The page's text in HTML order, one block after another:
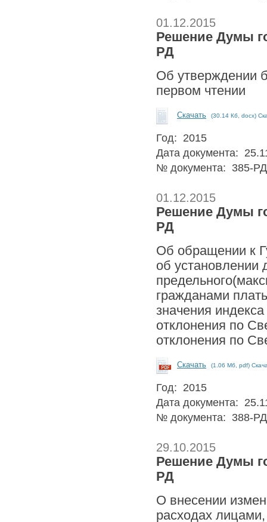
01.12.2015
Решение Думы
РД
Об утверждении
первом чтении
Скачать (30.14 Кб, docx)
Год: 2015
Дата документа:
№ документа: 385-РД
01.12.2015
Решение Думы
РД
Об обращении к
об установлении
гражданами
значения
отклонения по
отклонения по
Скачать (1.06 Мб, pdf)
Год: 2015
Дата документа:
№ документа: 388-РД
29.10.2015
Решение Думы
РД
О внесении
расходах